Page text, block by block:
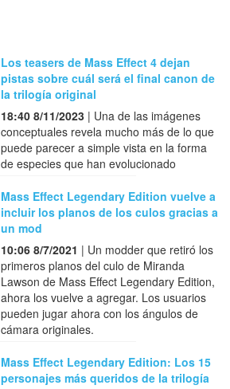
Los teasers de Mass Effect 4 dejan
pistas sobre cuál será el final canon de
la trilogía original
18:40 8/11/2023 | Una de las imágenes
conceptuales revela mucho más de lo que
puede parecer a simple vista en la forma
de especies que han evolucionado
Mass Effect Legendary Edition vuelve a
incluir los planos de los culos gracias a
un mod
10:06 8/7/2021 | Un modder que retiró los
primeros planos del culo de Miranda
Lawson de Mass Effect Legendary Edition,
ahora los vuelve a agregar. Los usuarios
pueden jugar ahora con los ángulos de
cámara originales.
Mass Effect Legendary Edition: Los 15
personajes más queridos de la trilogía